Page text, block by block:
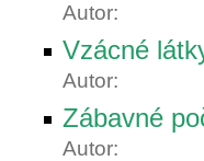
Autor:
Vzácné
Autor:
Zábavné
Autor: